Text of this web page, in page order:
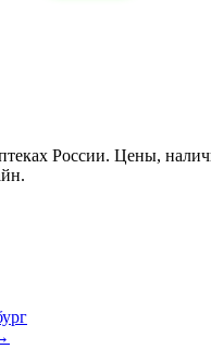
России. Цены,